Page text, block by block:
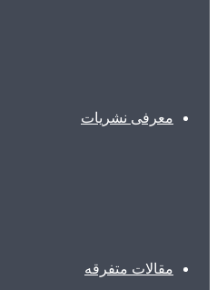
معرفی نشریات
مقالات متفرقه